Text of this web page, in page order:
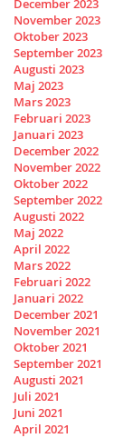
December 2023
November 2023
Oktober 2023
September 2023
Augusti 2023
Maj 2023
Mars 2023
Februari 2023
Januari 2023
December 2022
November 2022
Oktober 2022
September 2022
Augusti 2022
Maj 2022
April 2022
Mars 2022
Februari 2022
Januari 2022
December 2021
November 2021
Oktober 2021
September 2021
Augusti 2021
Juli 2021
Juni 2021
April 2021